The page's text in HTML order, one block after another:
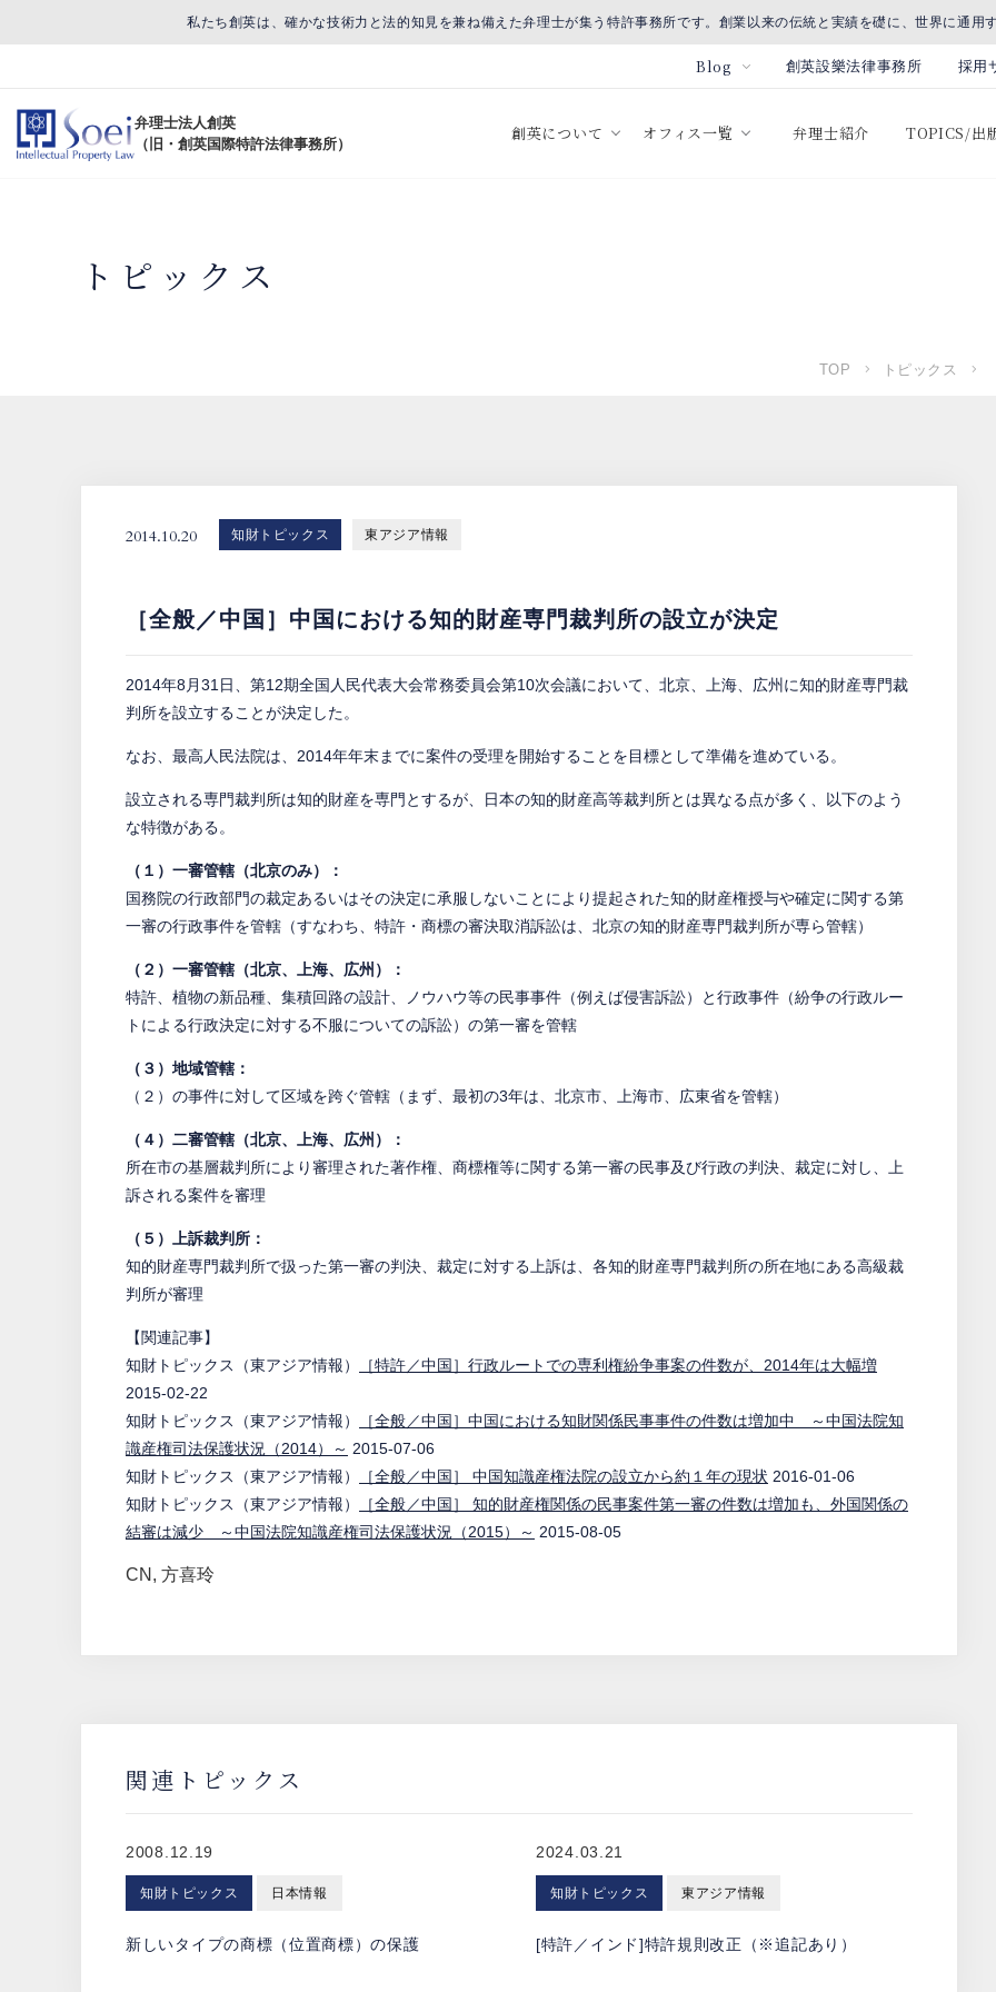
私たち創英は、確かな技術力と法的知見を兼ね備えた弁理士が集う特許事務所です。創業以来の伝統と実績を礎に、世界に通用
Blog 創英設樂法律事務所 採用
弁理士法人創英
（旧・創英国際特許法律事務所）
創英について オフィス一覧 弁理士紹介 TOPICS/出
トピックス
TOP トピックス
2014.10.20 知財トピックス 東アジア情報
［全般／中国］中国における知的財産専門裁判所の設立が決定
2014年8月31日、第12期全国人民代表大会常務委員会第10次会議において、北京、上海、広州に知的財産専門裁
判所を設立することが決定した。
なお、最高人民法院は、2014年年末までに案件の受理を開始することを目標として準備を進めている。
設立される専門裁判所は知的財産を専門とするが、日本の知的財産高等裁判所とは異なる点が多く、以下のよう
な特徴がある。
（１）一審管轄（北京のみ）：
国務院の行政部門の裁定あるいはその決定に承服しないことにより提起された知的財産権授与や確定に関する第
一審の行政事件を管轄（すなわち、特許・商標の審決取消訴訟は、北京の知的財産専門裁判所が専ら管轄）
（２）一審管轄（北京、上海、広州）：
特許、植物の新品種、集積回路の設計、ノウハウ等の民事事件（例えば侵害訴訟）と行政事件（紛争の行政ルー
トによる行政決定に対する不服についての訴訟）の第一審を管轄
（３）地域管轄：
（２）の事件に対して区域を跨ぐ管轄（まず、最初の3年は、北京市、上海市、広東省を管轄）
（４）二審管轄（北京、上海、広州）：
所在市の基層裁判所により審理された著作権、商標権等に関する第一審の民事及び行政の判決、裁定に対し、上
訴される案件を審理
（５）上訴裁判所：
知的財産専門裁判所で扱った第一審の判決、裁定に対する上訴は、各知的財産専門裁判所の所在地にある高級裁
判所が審理
【関連記事】
知財トピックス（東アジア情報）
［特許／中国］行政ルートでの専利権紛争事案の件数が、2014年は大幅増
2015-02-22
知財トピックス（東アジア情報）
［全般／中国］中国における知財関係民事事件の件数は増加中 ～中国法院知
識産権司法保護状況（2014）～ 2015-07-06
知財トピックス（東アジア情報）
［全般／中国］ 中国知識産権法院の設立から約１年の現状 2016-01-06
知財トピックス（東アジア情報）
［全般／中国］ 知的財産権関係の民事案件第一審の件数は増加も、外国関係の
結審は減少 ～中国法院知識産権司法保護状況（2015）～ 2015-08-05
CN , 方喜玲
関連トピックス
2008.12.19
知財トピックス 日本情報
新しいタイプの商標（位置商標）の保護
2024.03.21
知財トピックス 東アジア情報
[特許／インド]特許規則改正（※追記あり）